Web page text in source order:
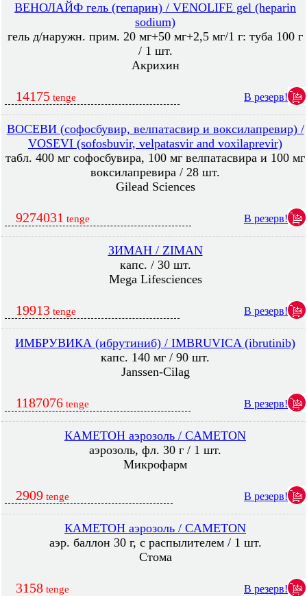
ВЕНОЛАЙФ гель (гепарин) / VENOLIFE gel (heparin
sodium)
гель д/наружн. прим. 20 мг+50 мг+2,5 мг/1 г: туба 100 г
/ 1 шт.
Акрихин
14175 tenge В резерв!
ВОСЕВИ (софосбувир, велпатасвир и воксилапревир) /
VOSEVI (sofosbuvir, velpatasvir and voxilaprevir)
табл. 400 мг софосбувира, 100 мг велпатасвира и 100 мг
воксилапревира / 28 шт.
Gilead Sciences
9274031 tenge В резерв!
ЗИМАН / ZIMAN
капс. / 30 шт.
Mega Lifesciences
19913 tenge В резерв!
ИМБРУВИКА (ибрутиниб) / IMBRUVICA (ibrutinib)
капс. 140 мг / 90 шт.
Janssen-Cilag
1187076 tenge В резерв!
КАМЕТОН аэрозоль / CAMETON
аэрозоль, фл. 30 г / 1 шт.
Микрофарм
2909 tenge В резерв!
КАМЕТОН аэрозоль / CAMETON
аэр. баллон 30 г, с распылителем / 1 шт.
Стома
3158 tenge В резерв!